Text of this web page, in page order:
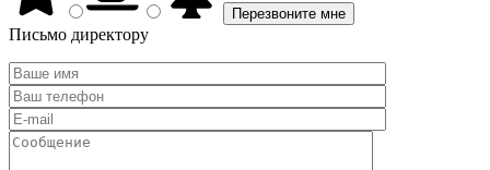
Письмо директору